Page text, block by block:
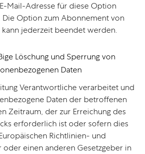
Mail-Adresse für diese Option
Die Option zum Abonnement von
jederzeit beendet werden.
Löschung und Sperrung von
Daten
Verantwortliche verarbeitet und
Daten der betroffenen
Zeitraum, der zur Erreichung des
erforderlich ist oder sofern dies
Richtlinien- und
oder einen anderen Gesetzgeber in